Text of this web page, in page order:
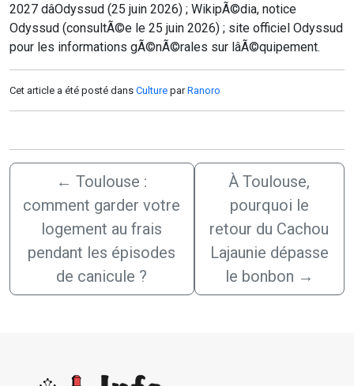
2027 dâOdyssud (25 juin 2026) ; WikipÃ©dia, notice
Odyssud (consultÃ©e le 25 juin 2026) ; site officiel Odyssud
pour les informations gÃ©nÃ©rales sur lâÃ©quipement.
Cet article a été posté dans Culture parRanoro
← Toulouse :
comment garder votre
logement au frais
pendant les épisodes
de canicule ?
À Toulouse,
pourquoi le
retour du Cachou
Lajaunie dépasse
le bonbon →